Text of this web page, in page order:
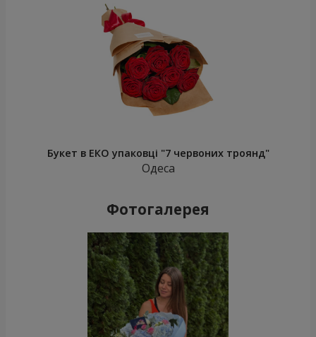
Букет в ЕКО упаковці "7 червоних троянд"
Одеса
Фотогалерея